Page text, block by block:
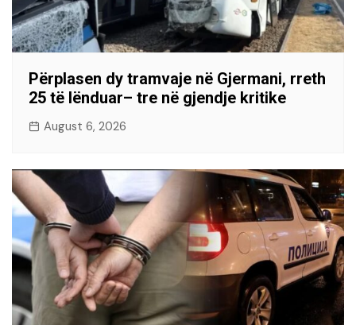
Përplasen dy tramvaje në Gjermani, rreth
25 të lënduar– tre në gjendje kritike
August 6, 2026